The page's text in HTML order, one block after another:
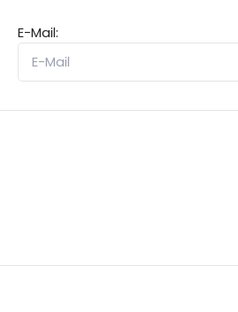
E-Mail: